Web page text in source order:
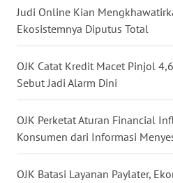
Judi Online Kian
Ekosistemnya Diputus Total
OJK Catat Kredit Macet Pinjol
Sebut Jadi Alarm Dini
OJK Perketat Aturan Financial
Konsumen dari Informasi
OJK Batasi Layanan Paylater,